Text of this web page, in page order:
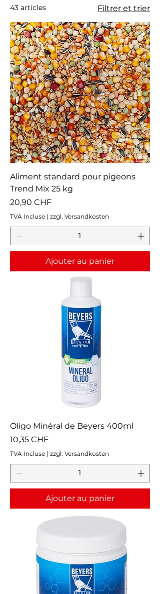
43 articles Filtrer et trier
Aliment standard pour pigeons
Trend Mix 25 kg
Prix
20,90 CHF
TVA Incluse | zzgl. Versandkosten
Ajouter au panier
Oligo Minéral de Beyers 400ml
Prix
10,35 CHF
TVA Incluse | zzgl. Versandkosten
Ajouter au panier